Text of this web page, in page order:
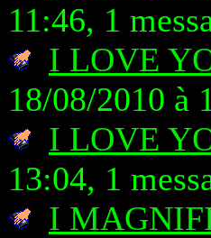
11:46, 1
I LOVE
18/08/2010 à
I LOVE
13:04, 1
I